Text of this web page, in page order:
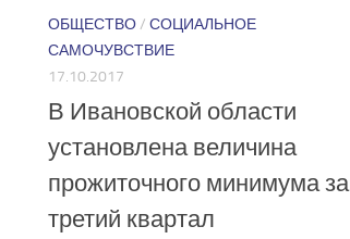
ОБЩЕСТВО/ СОЦИАЛЬНОЕ
САМОЧУВСТВИЕ
17.10.2017
В Ивановской области
установлена величина
прожиточного минимума за
третий квартал